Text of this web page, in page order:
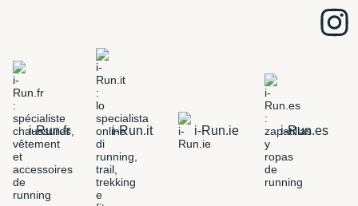
i-Run.fr i-Run.it i-Run.ie i-Run.es